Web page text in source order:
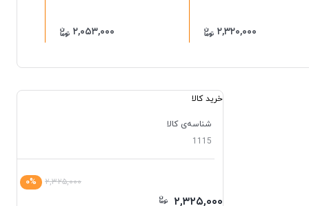
۲,۳۲۰,۰۰۰ ۲,۰۵۳,۰۰۰
خرید کالا
شناسه‌ی کالا
1115
۲,۳۲۵,۰۰۰ ۰%
۲,۳۲۵,۰۰۰